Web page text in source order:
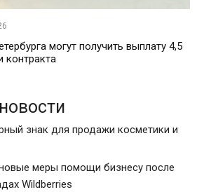
могут получить выплату 4,5
контракта
знак для продажи косметики и
меры помощи бизнесу после
Wildberries